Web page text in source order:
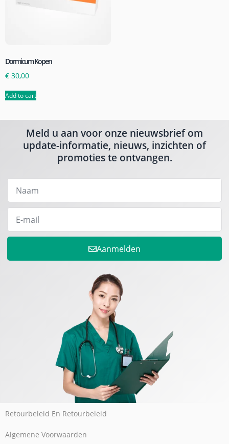
Dormicum Kopen
€ 30,00
Add to cart
Meld u aan voor onze nieuwsbrief om
update-informatie, nieuws, inzichten of
promoties te ontvangen.
Aanmelden
Retourbeleid En Retourbeleid
Algemene Voorwaarden